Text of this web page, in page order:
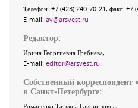
Телефон: +7 (423) 240-70-21, факс: +7
E-mail: av@arsvest.ru
Редактор:
Ирина Георгиевна Гребнёва,
E-mail: editor@arsvest.ru
Собственный корреспондент
в Санкт-Петербурге:
Романенко Татьяна Гаврииловна,